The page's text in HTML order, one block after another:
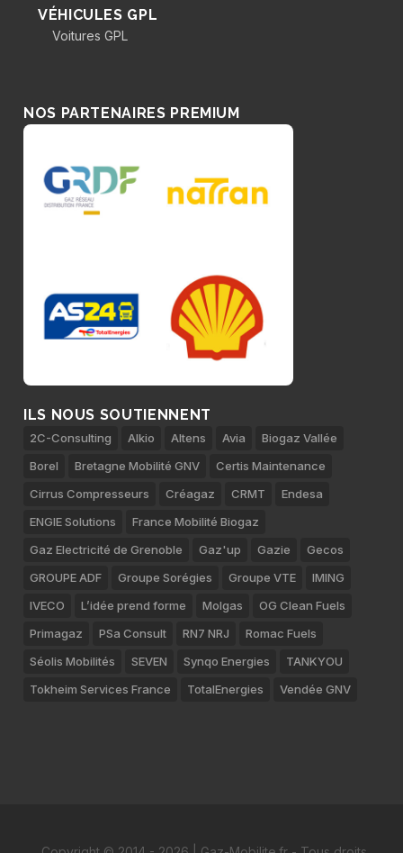
VÉHICULES GPL
Voitures GPL
NOS PARTENAIRES PREMIUM
ILS NOUS SOUTIENNENT
2C-Consulting Alkio Altens Avia
Biogaz Vallée
Borel
Bretagne Mobilité GNV
Certis Maintenance
Cirrus Compresseurs
Créagaz CRMT
Endesa
ENGIE Solutions
France Mobilité Biogaz
Gaz Electricité de Grenoble
Gaz'up Gazie
Gecos
GROUPE ADF
Groupe Sorégies Groupe VTE
IMING
IVECO
L’idée prend forme Molgas
OG Clean Fuels
Primagaz
PSa Consult RN7 NRJ
Romac Fuels
Séolis Mobilités
SEVEN Synqo Energies
TANKYOU
Tokheim Services France
TotalEnergies Vendée GNV